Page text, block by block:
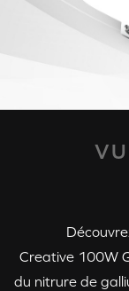
Creative 100W
du nitrure de